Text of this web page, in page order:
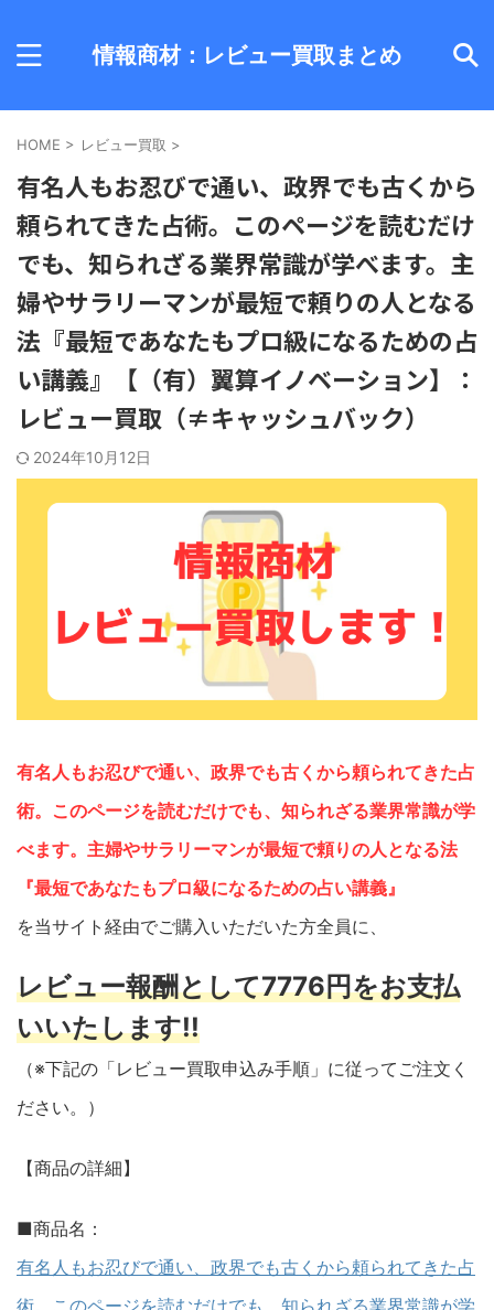
情報商材：レビュー買取まとめ
HOME > レビュー買取 >
有名人もお忍びで通い、政界でも古くから
頼られてきた占術。このページを読むだけ
でも、知られざる業界常識が学べます。主
婦やサラリーマンが最短で頼りの人となる
法『最短であなたもプロ級になるための占
い講義』【（有）翼算イノベーション】：
レビュー買取（≠キャッシュバック）
2024年10月12日
有名人もお忍びで通い、政界でも古くから頼られてきた占
術。このページを読むだけでも、知られざる業界常識が学
べます。主婦やサラリーマンが最短で頼りの人となる法
『最短であなたもプロ級になるための占い講義』
を当サイト経由でご購入いただいた方全員に、
レビュー報酬として7776円をお支払
いいたします!!
（※下記の「レビュー買取申込み手順」に従ってご注文く
ださい。）
【商品の詳細】
■商品名：
有名人もお忍びで通い、政界でも古くから頼られてきた占